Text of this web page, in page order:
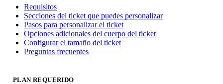
Requisitos
Secciones del ticket que puedes personalizar
Pasos para personalizar el ticket
Opciones adicionales del cuerpo del ticket
Configurar el tamaño del ticket
Preguntas frecuentes
PLAN REQUERIDO